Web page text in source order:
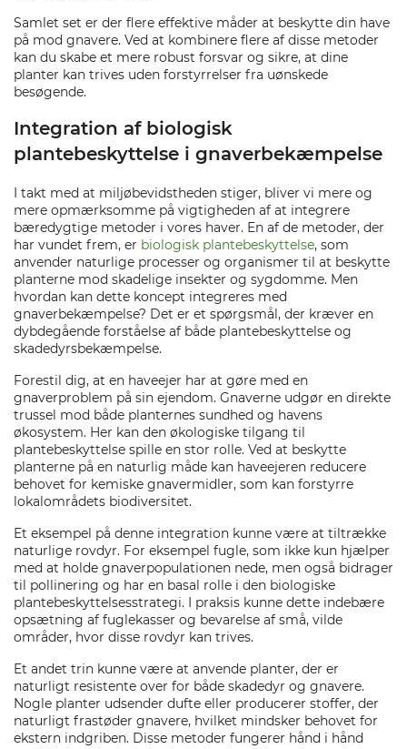
Samlet set er der flere effektive måder at beskytte din have
på mod gnavere. Ved at kombinere flere af disse metoder
kan du skabe et mere robust forsvar og sikre, at dine
planter kan trives uden forstyrrelser fra uønskede
besøgende.
Integration af biologisk
plantebeskyttelse i gnaverbekæmpelse
I takt med at miljøbevidstheden stiger, bliver vi mere og
mere opmærksomme på vigtigheden af at integrere
bæredygtige metoder i vores haver. En af de metoder, der
har vundet frem, er biologisk plantebeskyttelse, som
anvender naturlige processer og organismer til at beskytte
planterne mod skadelige insekter og sygdomme. Men
hvordan kan dette koncept integreres med
gnaverbekæmpelse? Det er et spørgsmål, der kræver en
dybdegående forståelse af både plantebeskyttelse og
skadedyrsbekæmpelse.
Forestil dig, at en haveejer har at gøre med en
gnaverproblem på sin ejendom. Gnaverne udgør en direkte
trussel mod både planternes sundhed og havens
økosystem. Her kan den økologiske tilgang til
plantebeskyttelse spille en stor rolle. Ved at beskytte
planterne på en naturlig måde kan haveejeren reducere
behovet for kemiske gnavermidler, som kan forstyrre
lokalområdets biodiversitet.
Et eksempel på denne integration kunne være at tiltrække
naturlige rovdyr. For eksempel fugle, som ikke kun hjælper
med at holde gnaverpopulationen nede, men også bidrager
til pollinering og har en basal rolle i den biologiske
plantebeskyttelsesstrategi. I praksis kunne dette indebære
opsætning af fuglekasser og bevarelse af små, vilde
områder, hvor disse rovdyr kan trives.
Et andet trin kunne være at anvende planter, der er
naturligt resistente over for både skadedyr og gnavere.
Nogle planter udsender dufte eller producerer stoffer, der
naturligt frastøder gnavere, hvilket mindsker behovet for
ekstern indgriben. Disse metoder fungerer hånd i hånd